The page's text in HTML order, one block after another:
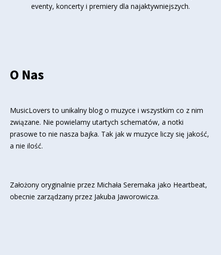
eventy, koncerty i premiery dla najaktywniejszych.
O Nas
MusicLovers to unikalny blog o muzyce i wszystkim co z nim
związane. Nie powielamy utartych schematów, a notki
prasowe to nie nasza bajka. Tak jak w muzyce liczy się jakość,
a nie ilość.
Założony oryginalnie przez Michała Seremaka jako Heartbeat,
obecnie zarządzany przez Jakuba Jaworowicza.